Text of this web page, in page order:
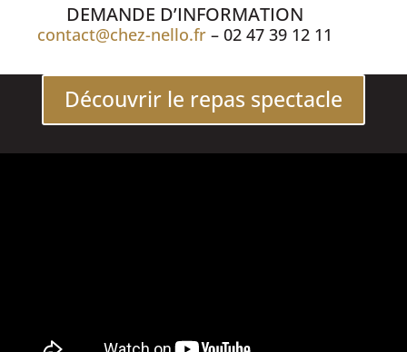
DEMANDE D’INFORMATION
contact@chez-nello.fr – 02 47 39 12 11
Découvrir le repas spectacle